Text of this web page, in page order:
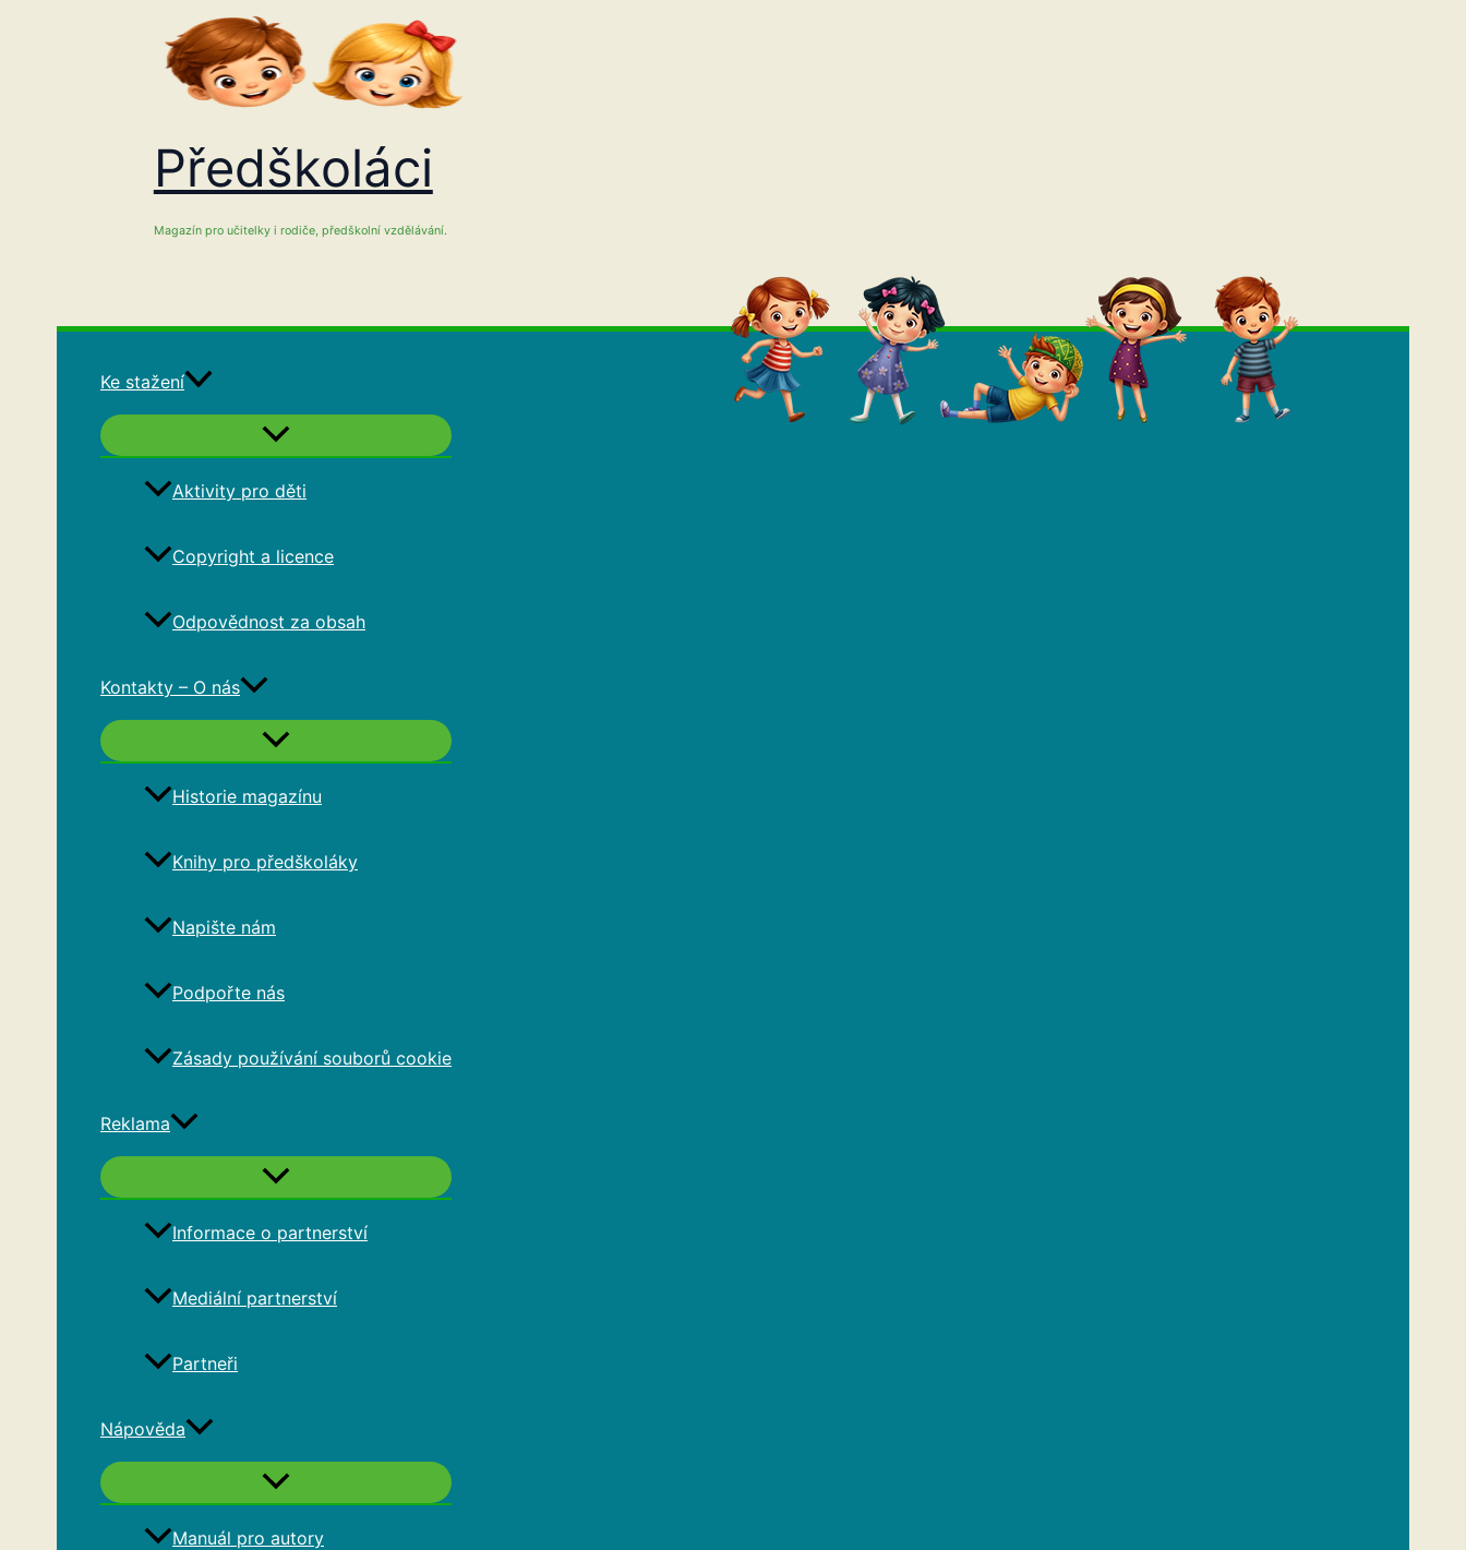
Předškoláci
Magazín pro učitelky i rodiče, předškolní vzdělávání.
Ke stažení
Aktivity pro děti
Copyright a licence
Odpovědnost za obsah
Kontakty – O nás
Historie magazínu
Knihy pro předškoláky
Napište nám
Podpořte nás
Zásady používání souborů cookie
Reklama
Informace o partnerství
Mediální partnerství
Partneři
Nápověda
Manuál pro autory